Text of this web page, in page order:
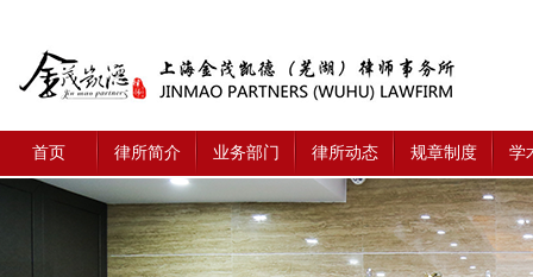
首页 律所简介 业务部门 律所动态 规章制度 学